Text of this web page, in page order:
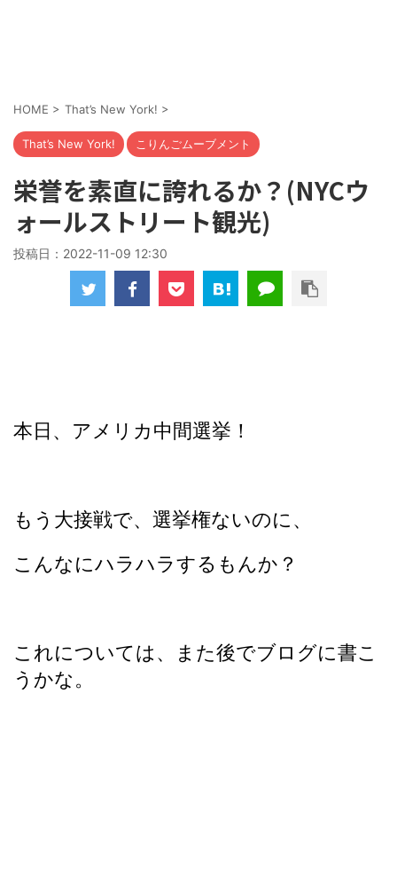
HOME > That’s New York! >
That’s New York! こりんごムーブメント
栄誉を素直に誇れるか？(NYCウ
ォールストリート観光)
投稿日： 2022-11-09 12:30
本日、アメリカ中間選挙！
もう大接戦で、選挙権ないのに、
こんなにハラハラするもんか？
これについては、また後でブログに書こ
うかな。